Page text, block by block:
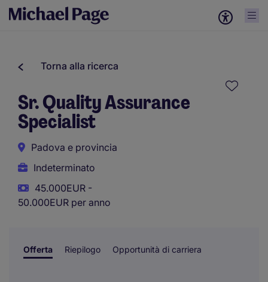
Torna alla ricerca
Sr. Quality Assurance
Specialist
Padova e provincia
Indeterminato
45.000EUR -
50.000EUR per anno
Offerta Riepilogo Opportunità di carriera